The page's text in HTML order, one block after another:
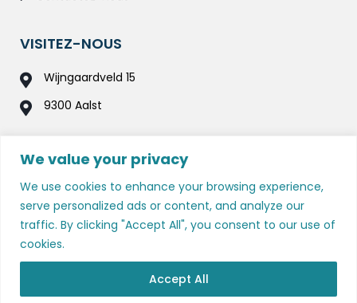
We value your privacy
We use cookies to enhance your browsing experience,
serve personalized ads or content, and analyze our
traffic. By clicking "Accept All", you consent to our use of
cookies.
Accept All
VISITEZ-NOUS
Wijngaardveld 15
9300 Aalst
APPELEZ-NOUS / ENVOYEZ-NOUS UN
MESSAGE
053 70 39 32
info@losblancos.be
Copyright © 2023Los Blancos| All rights reserved.